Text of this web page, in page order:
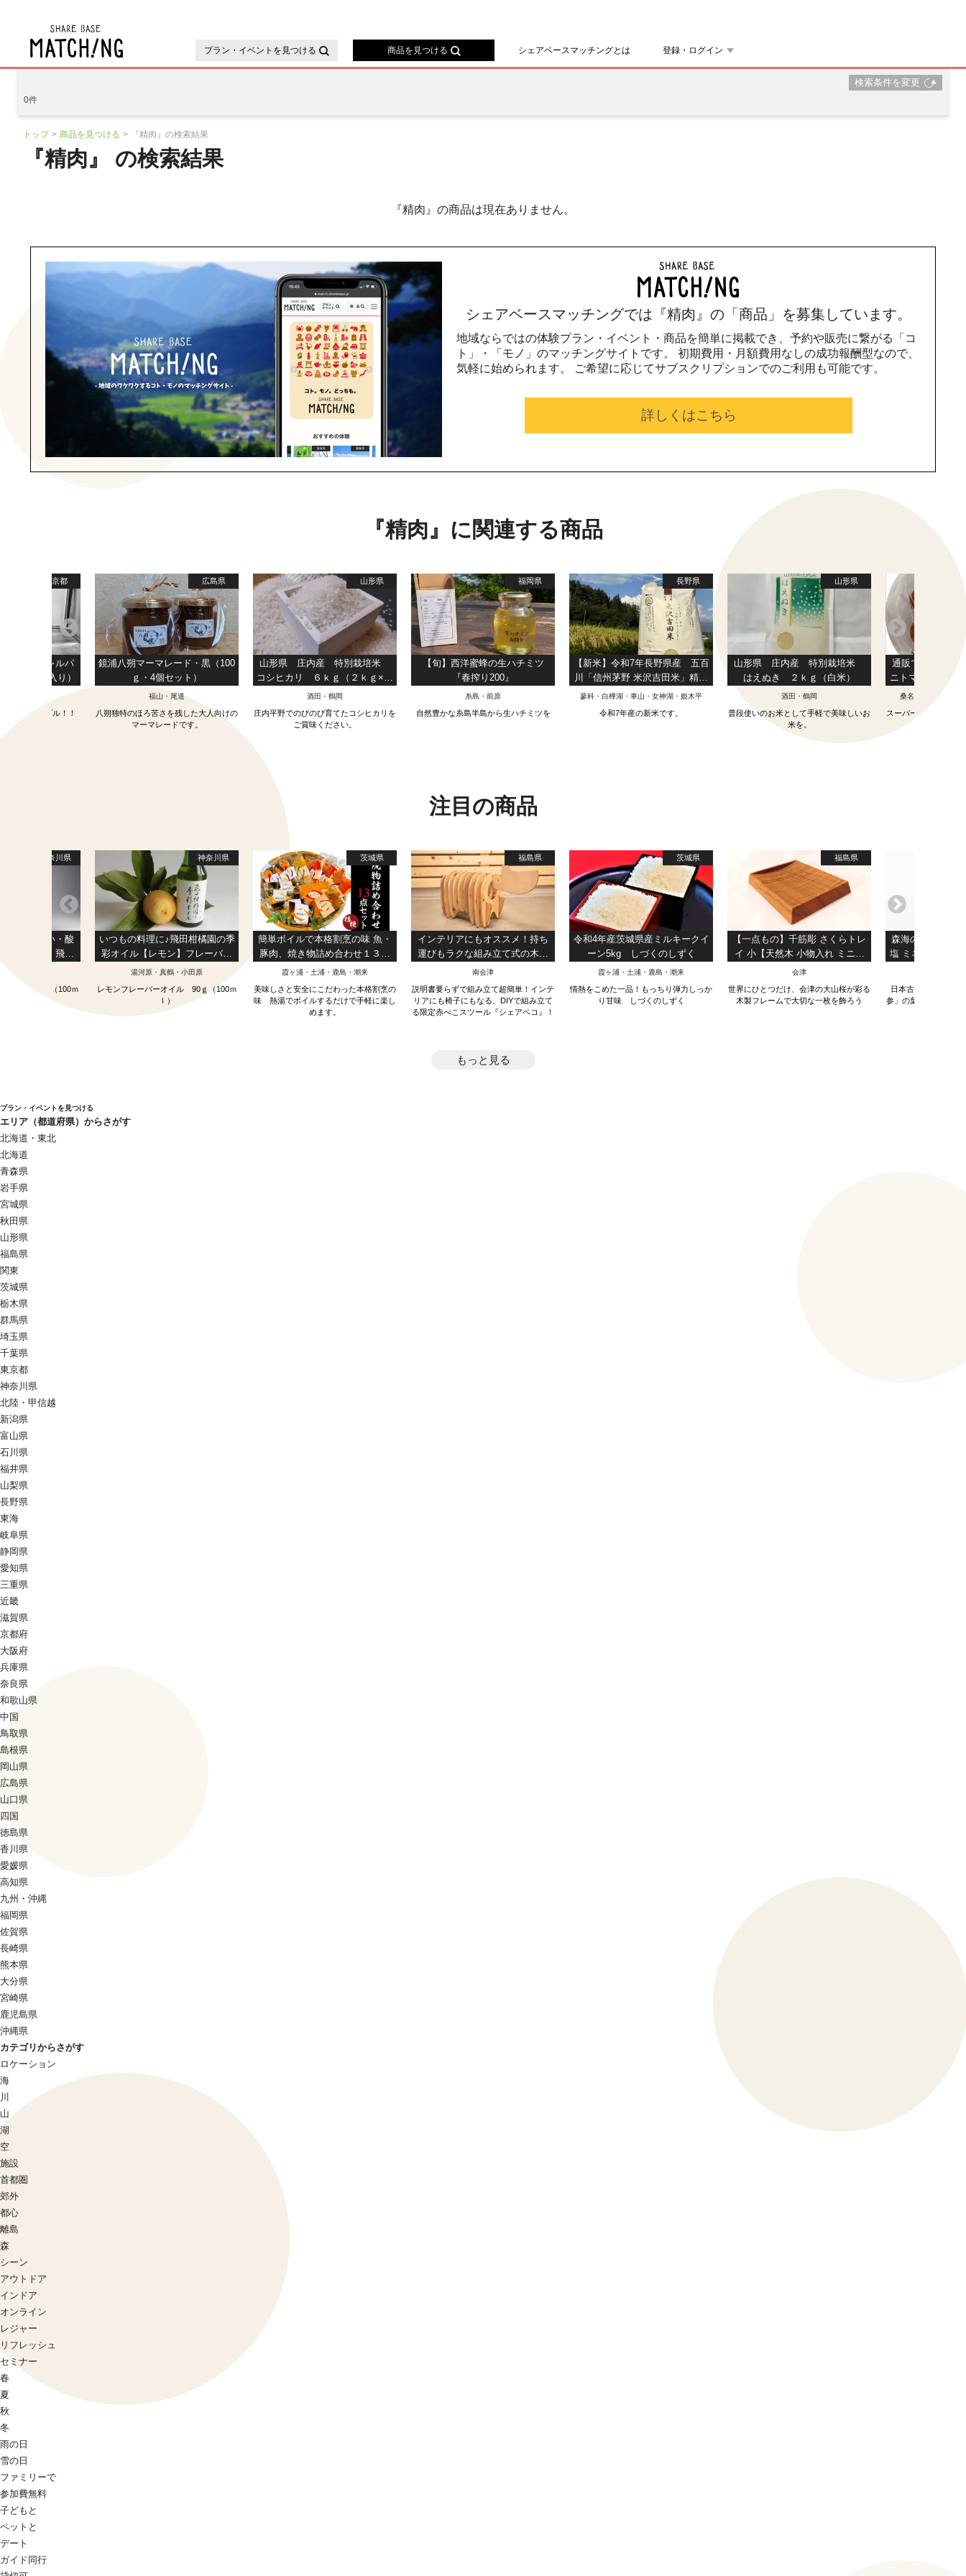
プラン・イベントを見つける 商品を見つける シェアベースマッチングとは 登録・ログイン
検索条件を変更
0件
トップ 商品を見つける 『精肉』の検索結果
『精肉』 の検索結果
『精肉』の商品は現在ありません。
シェアベースマッチングでは 『精肉』の「商品」を募集しています。
地域ならではの体験プラン・イベント・商品を簡単に掲載でき、予約や販売に繋がる「コ
ト」・「モノ」のマッチングサイトです。 初期費用・月額費用なしの成功報酬型なので、
気軽に始められます。 ご希望に応じてサブスクリプションでのご利用も可能です。
詳しくはこちら
『精肉』に関連する商品
東京都
ールドバレルパ
：２個入り）
産パイナップル！！
広島県
鏡浦八朔マーマレード・黒（100
ｇ・4個セット）
福山・尾道
八朔独特のほろ苦さを残した大人向けの
マーマレードです。
山形県
山形県 庄内産 特別栽培米
コシヒカリ ６ｋｇ（２ｋｇ×３
袋）（白米）
酒田・鶴岡
庄内平野でのびのび育てたコシヒカリを
ご賞味ください。
福岡県
【旬】西洋蜜蜂の生ハチミツ
『春搾り200』
糸島・前原
自然豊かな糸島半島から生ハチミツを
長野県
【新米】令和7年長野県産 五百
川「信州茅野 米沢吉田米」精米
10㎏
蓼科・白樺湖・車山・女神湖・姫木平
令和7年産の新米です。
山形県
山形県 庄内産 特別栽培米
はえぬき ２ｋｇ（白米）
酒田・鶴岡
普段使いのお米として手軽で美味しいお
米を。
通販で売りたく
ニトマト ひめ
直近糖度10度越
【特別なお客
桑名・長島・四日
スーパーなでは買う
注目の商品
神奈川県
は、「甘い・酸
ゃない！ 飛田
オイル【バジ
バーオイル
鶴・小田原
オイル 90ｇ（100ｍ
神奈川県
いつもの料理に♪飛田柑橘園の季
彩オイル【レモン】フレーバー
オイル
湯河原・真鶴・小田原
レモンフレーバーオイル 90ｇ（100ｍ
ｌ）
茨城県
簡単ボイルで本格割烹の味 魚・
豚肉、焼き物詰め合わせ１３点
セット～桔梗～
霞ヶ浦・土浦・鹿島・潮来
美味しさと安全にこだわった本格割烹の
味 熱湯でボイルするだけで手軽に楽し
めます。
福島県
インテリアにもオススメ！持ち
運びもラクな組み立て式の木製
赤べこスツール『シェアベコ』
南会津
説明書要らずで組み立て超簡単！インテ
リアにも椅子にもなる、DIYで組み立て
る限定赤べこスツール『シェアベコ』！
茨城県
令和4年産茨城県産ミルキークイ
ーン5kg しづくのしずく
霞ヶ浦・土浦・鹿島・潮来
情熱をこめた一品！もっちり弾力しっか
り甘味 しづくのしずく
福島県
【一点もの】千筋彫 さくらトレ
イ 小【天然木 小物入れ ミニト
レイ ギフト】
会津
世界にひとつだけ、会津の大山桜が彩る
木製フレームで大切な一枚を飾ろう
森海の神塩 [ 日
塩 ミネラル 天然
日本古来のスーパー
参」の葉と「久米島
もっと見る
プラン・イベントを見つける
エリア（都道府県）からさがす
北海道・東北
北海道
青森県
岩手県
宮城県
秋田県
山形県
福島県
関東
茨城県
栃木県
群馬県
埼玉県
千葉県
東京都
神奈川県
北陸・甲信越
新潟県
富山県
石川県
福井県
山梨県
長野県
東海
岐阜県
静岡県
愛知県
三重県
近畿
滋賀県
京都府
大阪府
兵庫県
奈良県
和歌山県
中国
鳥取県
島根県
岡山県
広島県
山口県
四国
徳島県
香川県
愛媛県
高知県
九州・沖縄
福岡県
佐賀県
長崎県
熊本県
大分県
宮崎県
鹿児島県
沖縄県
カテゴリからさがす
ロケーション
海
川
山
湖
空
施設
首都圏
郊外
都心
離島
森
シーン
アウトドア
インドア
オンライン
レジャー
リフレッシュ
セミナー
春
夏
秋
冬
雨の日
雪の日
ファミリーで
参加費無料
子どもと
ペットと
デート
ガイド同行